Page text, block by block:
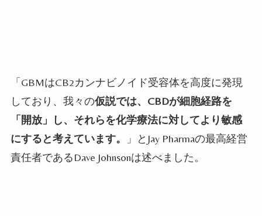
「GBMはCB2カンナビノイド受容体を高度に発現
しており、我々の仮説では、 CBDが細胞経路を
「開放」し、それらを化学療法に対してより敏感
にすると考えています。
」と Jay Pharmaの最高経営
責任者であるDave Johnsonは述べました。